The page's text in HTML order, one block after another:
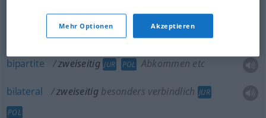
zweiseitig
bipartite zweiseitig JUR POL Abkommen etc
bilateral zweiseitig besonders verbindlich JUR
POL
Mehr Optionen Akzeptieren